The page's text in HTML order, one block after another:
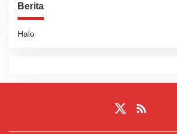
Berita
Halo